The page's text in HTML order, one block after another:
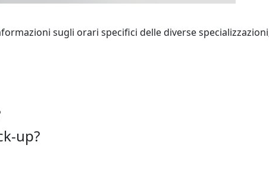
sugli orari specifici delle diverse
up?